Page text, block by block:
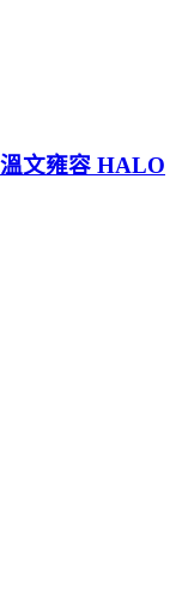
文雍容 HALO